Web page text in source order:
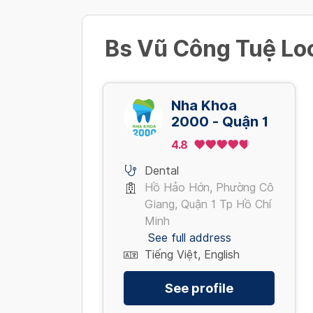
Bs Vũ Công Tuệ
Nha Khoa
2000 - Quận 1
4.8
Dental
Hồ Hảo Hớn, Phường Cô
Giang, Quận 1 Tp Hồ Chí
Minh
See full address
Tiếng Việt, English
See profile